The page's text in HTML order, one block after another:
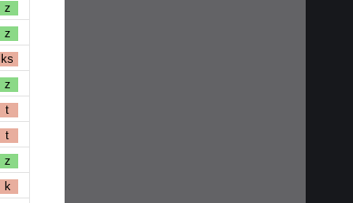
z
z
ks
z
t
t
z
k